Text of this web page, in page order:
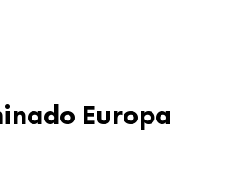
Europa